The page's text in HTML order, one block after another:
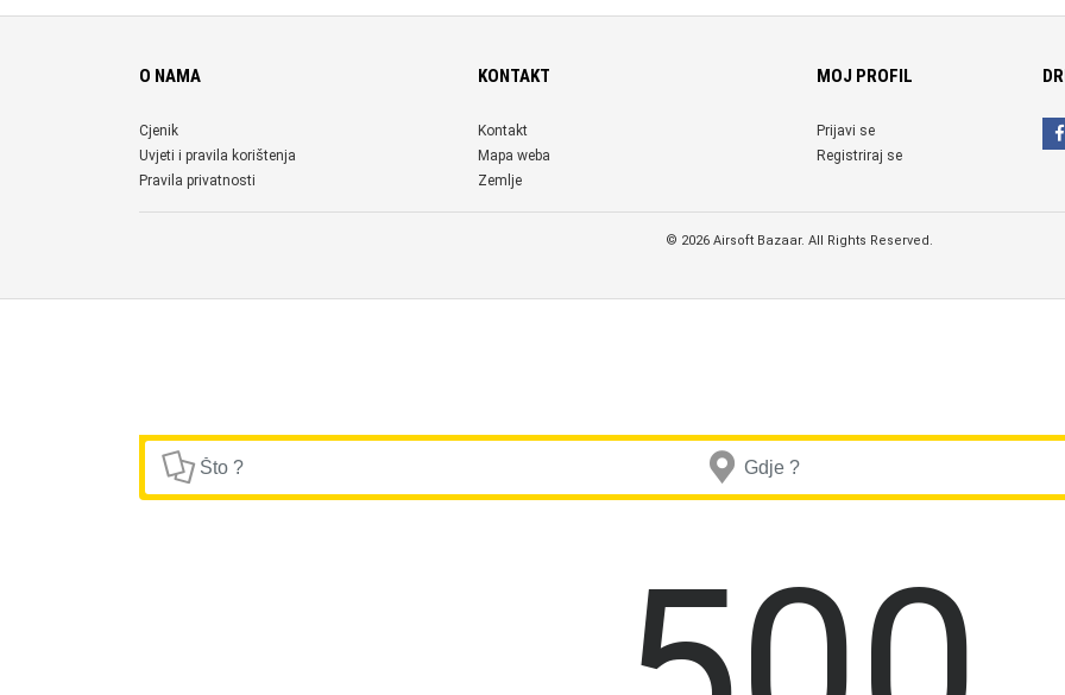
O NAMA
Cjenik
Uvjeti i pravila korištenja
Pravila privatnosti
KONTAKT
Kontakt
Mapa weba
Zemlje
MOJ PROFIL
Prijavi se
Registriraj se
© 2026 Airsoft Bazaar. All Rights Reserved.